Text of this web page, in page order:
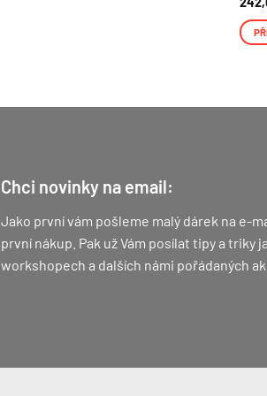
Chci novinky na email:
Jako první vám pošleme malý dárek na e-
první nákup. Pak už Vám posílat tipy a triky
workshopech a dalších námi pořádaných